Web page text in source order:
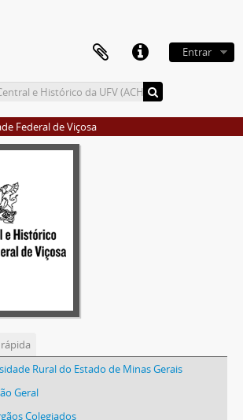
Entrar
Federal de Viçosa
Rural do Estado de Minas Gerais
Geral
Colegiados